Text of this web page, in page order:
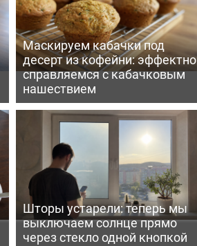
Маскируем кабачки под
десерт из кофейни: эффектно
справляемся с кабачковым
нашествием
Шторы устарели: теперь мы
выключаем солнце прямо
через стекло одной кнопкой